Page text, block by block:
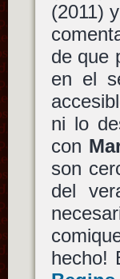
(2011) y
de que
en el
ni lo
con
son
del
hecho!